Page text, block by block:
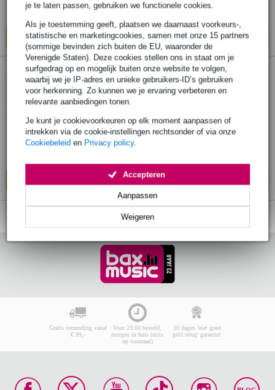
je te laten passen, gebruiken we functionele cookies.
Als je toestemming geeft, plaatsen we daarnaast voorkeurs-,
statistische en marketingcookies, samen met onze 15 partners
(sommige bevinden zich buiten de EU, waaronder de
Verenigde Staten). Deze cookies stellen ons in staat om je
surfgedrag op en mogelijk buiten onze website te volgen,
waarbij we je IP-adres en unieke gebruikers-ID’s gebruiken
voor herkenning. Zo kunnen we je ervaring verbeteren en
relevante aanbiedingen tonen.
Je kunt je cookievoorkeuren op elk moment aanpassen of
intrekken via de cookie-instellingen rechtsonder of via onze
Cookiebeleid en Privacy policy.
Weigeren
Aanpassen
Accepteren
Ook in1 winkelop voorraad
In mijn winkelwagen
1 review
Boss Katana Cabinet 212 speakerkast
Adviesprijs € 477,- € 405,-
In mijn winkelwagen
Gratis verzending vanaf
€ 99,-
Voor 23:00 besteld,
morgen in huis (mits
op voorraad)
30 dagen 'niet goed
geld terug' garantie!